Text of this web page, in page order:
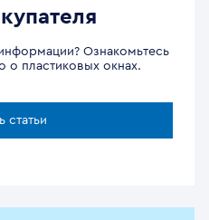
Ознакомьтесь
о пластиковых окнах.
статьи